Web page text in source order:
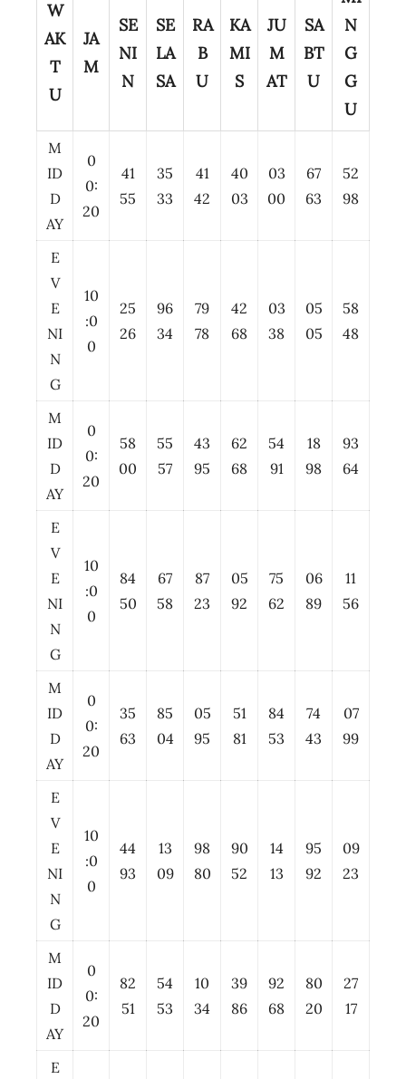
W
AK
T
U
JA
M
SE
NI
N
SE
LA
SA
RA
B
U
KA
MI
S
JU
M
AT
SA
BT
U
N
G
G
U
M
ID
D
AY
0
0:
20
41
55
35
33
41
42
40
03
03
00
67
63
52
98
E
V
E
NI
N
G
10
:0
0
25
26
96
34
79
78
42
68
03
38
05
05
58
48
M
ID
D
AY
0
0:
20
58
00
55
57
43
95
62
68
54
91
18
98
93
64
E
V
E
NI
N
G
10
:0
0
84
50
67
58
87
23
05
92
75
62
06
89
11
56
M
ID
D
AY
0
0:
20
35
63
85
04
05
95
51
81
84
53
74
43
07
99
E
V
E
NI
N
G
10
:0
0
44
93
13
09
98
80
90
52
14
13
95
92
09
23
M
ID
D
AY
0
0:
20
82
51
54
53
10
34
39
86
92
68
80
20
27
17
E